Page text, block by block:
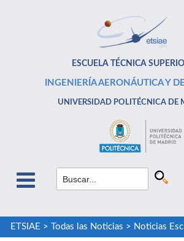
ESCUELA TÉCNICA
INGENIERÍA AERONÁUTICA Y
UNIVERSIDAD POLITÉCNICA DE
ETSIAE > Todas las Noticias > Noticias